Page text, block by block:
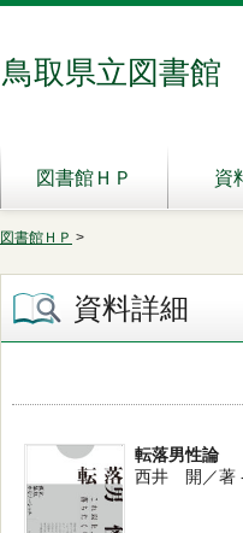
鳥取県立図書館
図書館ＨＰ 資
図書館ＨＰ >
資料詳細
転落男性論
西井 開／著